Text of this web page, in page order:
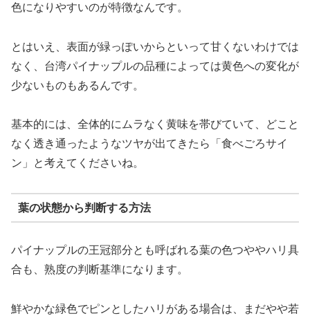
色になりやすいのが特徴なんです。
とはいえ、表面が緑っぽいからといって甘くないわけでは
なく、台湾パイナップルの品種によっては黄色への変化が
少ないものもあるんです。
基本的には、全体的にムラなく黄味を帯びていて、どこと
なく透き通ったようなツヤが出てきたら「食べごろサイ
ン」と考えてくださいね。
葉の状態から判断する方法
パイナップルの王冠部分とも呼ばれる葉の色つややハリ具
合も、熟度の判断基準になります。
鮮やかな緑色でピンとしたハリがある場合は、まだやや若